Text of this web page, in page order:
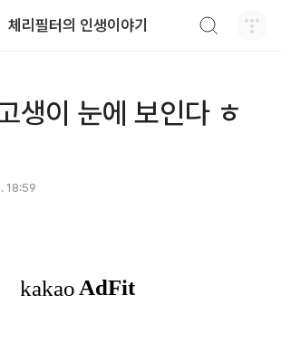
체리필터의 인생이야기
생이 눈에 보인다 ㅎ
18:59